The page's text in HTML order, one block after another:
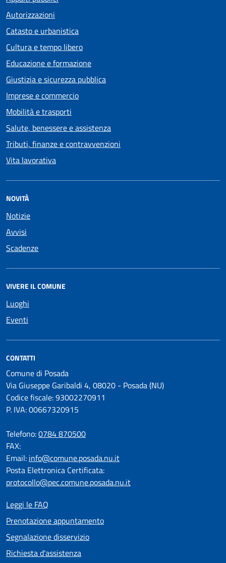
Autorizzazioni
Catasto e urbanistica
Cultura e tempo libero
Educazione e formazione
Giustizia e sicurezza pubblica
Imprese e commercio
Mobilità e trasporti
Salute, benessere e assistenza
Tributi, finanze e contravvenzioni
Vita lavorativa
NOVITÀ
Notizie
Avvisi
Scadenze
VIVERE IL COMUNE
Luoghi
Eventi
CONTATTI
Comune di Posada
Via Giuseppe Garibaldi 4, 08020 - Posada (NU)
Codice fiscale: 93002270911
P. IVA: 00667320915
Telefono:0784 870500
FAX:
Email: info@comune.posada.nu.it
Posta Elettronica Certificata:
protocollo@pec.comune.posada.nu.it
Leggi le FAQ
Prenotazione appuntamento
Segnalazione disservizio
Richiesta d'assistenza